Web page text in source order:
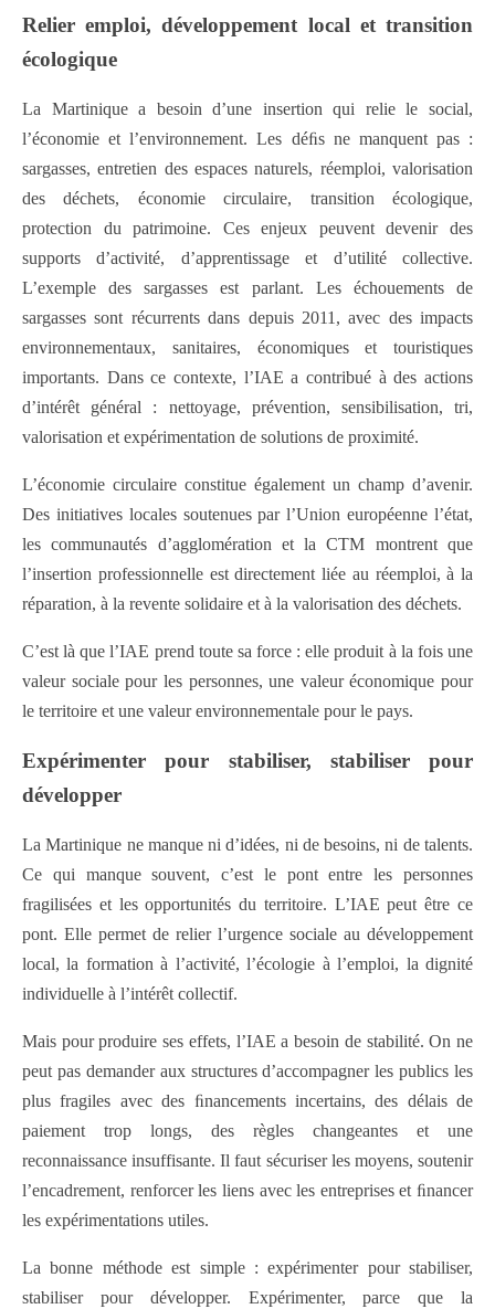
Relier emploi, développement local et transition
écologique
La Martinique a besoin d’une insertion qui relie le social,
l’économie et l’environnement. Les déﬁs ne manquent pas :
sargasses, entretien des espaces naturels, réemploi, valorisation
des déchets, économie circulaire, transition écologique,
protection du patrimoine. Ces enjeux peuvent devenir des
supports d’activité, d’apprentissage et d’utilité collective.
L’exemple des sargasses est parlant. Les échouements de
sargasses sont récurrents dans depuis 2011, avec des impacts
environnementaux, sanitaires, économiques et touristiques
importants. Dans ce contexte, l’IAE a contribué à des actions
d’intérêt général : nettoyage, prévention, sensibilisation, tri,
valorisation et expérimentation de solutions de proximité.
L’économie circulaire constitue également un champ d’avenir.
Des initiatives locales soutenues par l’Union européenne l’état,
les communautés d’agglomération et la CTM montrent que
l’insertion professionnelle est directement liée au réemploi, à la
réparation, à la revente solidaire et à la valorisation des déchets.
C’est là que l’IAE prend toute sa force : elle produit à la fois une
valeur sociale pour les personnes, une valeur économique pour
le territoire et une valeur environnementale pour le pays.
Expérimenter pour stabiliser, stabiliser pour
développer
La Martinique ne manque ni d’idées, ni de besoins, ni de talents.
Ce qui manque souvent, c’est le pont entre les personnes
fragilisées et les opportunités du territoire. L’IAE peut être ce
pont. Elle permet de relier l’urgence sociale au développement
local, la formation à l’activité, l’écologie à l’emploi, la dignité
individuelle à l’intérêt collectif.
Mais pour produire ses effets, l’IAE a besoin de stabilité. On ne
peut pas demander aux structures d’accompagner les publics les
plus fragiles avec des ﬁnancements incertains, des délais de
paiement trop longs, des règles changeantes et une
reconnaissance insuffisante. Il faut sécuriser les moyens, soutenir
l’encadrement, renforcer les liens avec les entreprises et ﬁnancer
les expérimentations utiles.
La bonne méthode est simple : expérimenter pour stabiliser,
stabiliser pour développer. Expérimenter, parce que la